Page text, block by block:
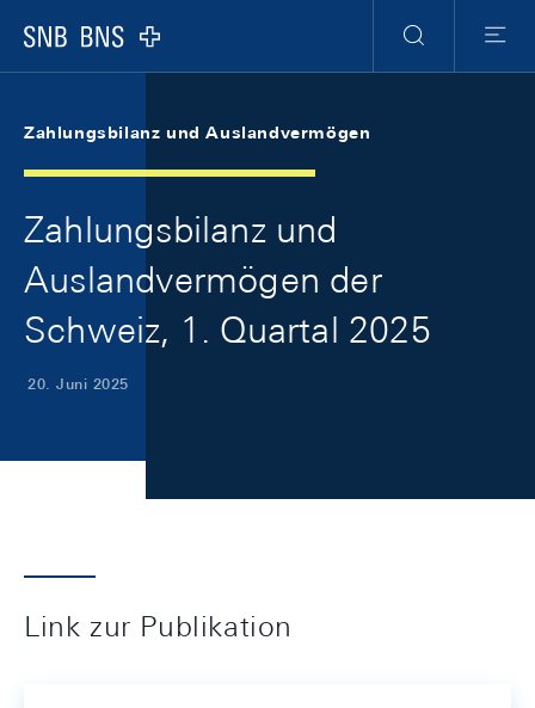
Logo
Suche
Menu
Zahlungsbilanz und Auslandvermögen
Zahlungsbilanz und
Auslandvermögen der
Schweiz, 1. Quartal 2025
20. Juni 2025
Link zur Publikation